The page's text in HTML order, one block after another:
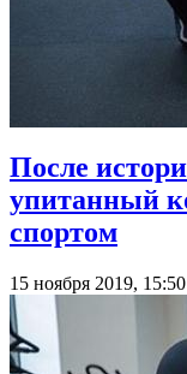
После
упитанный
спортом
15 ноября 2019, 15:50